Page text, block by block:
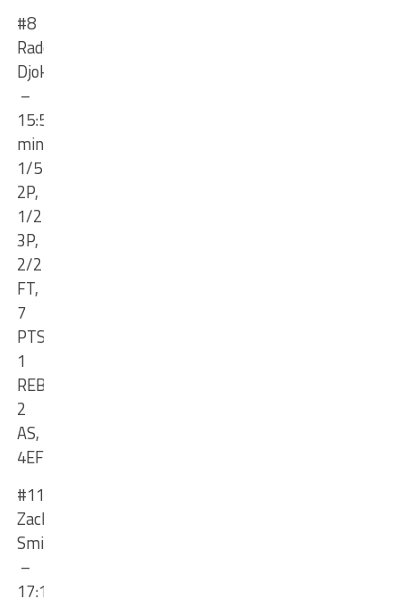
#8
Radovan
Djokovic
–
15:59
min
1/5
2P,
1/2
3P,
2/2
FT,
7
PTS,
1
REB,
2
AS,
4EFF
#11
Zach
Smith
–
17:11